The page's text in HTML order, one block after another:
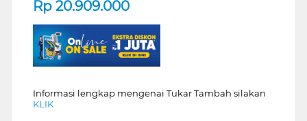
Rp 20.909.000
Informasi lengkap mengenai Tukar Tambah silakan
KLIK